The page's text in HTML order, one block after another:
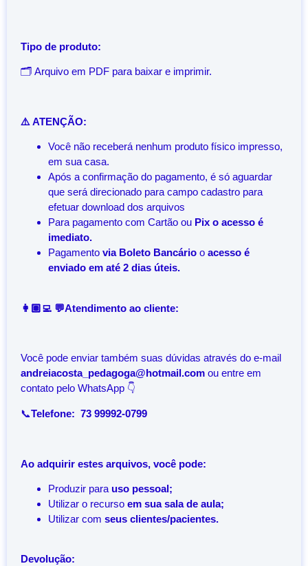
Tipo de produto:
🗂️ Arquivo em PDF para baixar e imprimir.
⚠️ ATENÇÃO:
Você não receberá nenhum produto físico impresso,
em sua casa.
Após a confirmação do pagamento, é só aguardar
que será direcionado para campo cadastro para
efetuar download dos arquivos
Para pagamento com Cartão ou Pix o acesso é
imediato.
Pagamento via Boleto Bancário o acesso é
enviado em até 2 dias úteis.
👩🏽‍💻 💬Atendimento ao cliente:
Você pode enviar também suas dúvidas através do e-mail
andreiacosta_pedagoga@hotmail.com ou entre em
contato pelo WhatsApp 👇
📞Telefone: 73 99992-0799
Ao adquirir estes arquivos, você pode:
Produzir para uso pessoal;
Utilizar o recurso em sua sala de aula;
Utilizar com seus clientes/pacientes.
Devolução: